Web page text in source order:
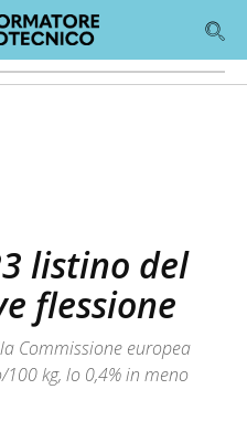
listino del
flessione
Commissione europea
kg, lo 0,4% in meno